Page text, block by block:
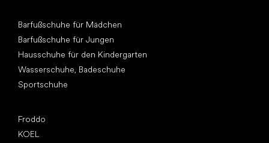
Barfußschuhe für Mädchen
Barfußschuhe für Jungen
Hausschuhe für den Kindergarten
Wasserschuhe, Badeschuhe
Sportschuhe
Froddo
KOEL